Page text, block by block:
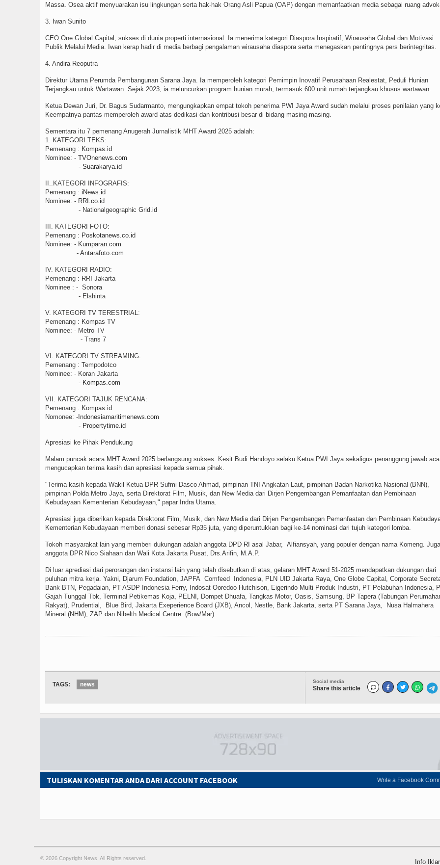
Massa. Osea aktif menyuarakan isu lingkungan serta hak-hak Orang Asli Papua (OAP) dengan memanfaatkan media sebagai ruang
3. Iwan Sunito
CEO One Global Capital, sukses di dunia properti internasional. Ia menerima kategori Diaspora Inspiratif, Wirausaha Global dan Motivasi
Publik Melalui Media. Iwan kerap hadir di media berbagi pengalaman wirausaha diaspora serta menegaskan pentingnya pers berintegritas.
4. Andira Reoputra
Direktur Utama Perumda Pembangunan Sarana Jaya. Ia memperoleh kategori Pemimpin Inovatif Perusahaan Realestat, Peduli Hunian
Terjangkau untuk Wartawan. Sejak 2023, ia meluncurkan program hunian murah, termasuk 600 unit rumah terjangkau khusus wartawan.
Ketua Dewan Juri, Dr. Bagus Sudarmanto, mengungkapkan empat tokoh penerima PWI Jaya Award sudah melalui proses penilaian yang
Keempatnya pantas memperoleh award atas dedikasi dan kontribusi besar di bidang masing-masing.
Sementara itu 7 pemenang Anugerah Jurnalistik MHT Award 2025 adalah:
1. KATEGORI TEKS:
Pemenang : Kompas.id
Nominee: - TVOnenews.com
- Suarakarya.id
II..KATEGORI INFOGRAFIS:
Pemenang : iNews.id
Nominee: - RRI.co.id
- Nationalgeographic Grid.id
III. KATEGORI FOTO:
Pemenang : Poskotanews.co.id
Nominee: - Kumparan.com
- Antarafoto.com
IV. KATEGORI RADIO:
Pemenang : RRI Jakarta
Nominee : - Sonora
- Elshinta
V. KATEGORI TV TERESTRIAL:
Pemenang : Kompas TV
Nominee: - Metro TV
- Trans 7
VI. KATEGORI TV STREAMING:
Pemenang : Tempodotco
Nominee: - Koran Jakarta
- Kompas.com
VII. KATEGORI TAJUK RENCANA:
Pemenang : Kompas.id
Nomonee: -Indonesiamaritimenews.com
- Propertytime.id
Apresiasi ke Pihak Pendukung
Malam puncak acara MHT Award 2025 berlangsung sukses. Kesit Budi Handoyo selaku Ketua PWI Jaya sekaligus penanggung jawab
mengucapkan terima kasih dan apresiasi kepada semua pihak.
"Terima kasih kepada Wakil Ketua DPR Sufmi Dasco Ahmad, pimpinan TNI Angkatan Laut, pimpinan Badan Narkotika Nasional (BNN),
pimpinan Polda Metro Jaya, serta Direktorat Film, Musik, dan New Media dari Dirjen Pengembangan Pemanfaatan dan Pembinaan
Kebudayaan Kementerian Kebudayaan," papar Indra Utama.
Apresiasi juga diberikan kepada Direktorat Film, Musik, dan New Media dari Dirjen Pengembangan Pemanfaatan dan Pembinaan
Kementerian Kebudayaan memberi donasi sebesar Rp35 juta, yang diperuntukkan bagi ke-14 nominasi dari tujuh kategori lomba.
Tokoh masyarakat lain yang memberi dukungan adalah anggota DPD RI asal Jabar, Alfiansyah, yang populer dengan nama Komeng. Juga
anggota DPR Nico Siahaan dan Wali Kota Jakarta Pusat, Drs.Arifin, M.A.P.
Di luar aprediasi dari perorangan dan instansi lain yang telah disebutkan di atas, gelaran MHT Award 51-2025 mendapatkan dukungan dari
puluhan mitra kerja. Yakni, Djarum Foundation, JAPFA Comfeed Indonesia, PLN UID Jakarta Raya, One Globe Capital, Corporate
Bank BTN, Pegadaian, PT ASDP Indonesia Ferry, Indosat Ooredoo Hutchison, Eigerindo Multi Produk Industri, PT Pelabuhan Indonesia,
Gajah Tunggal Tbk, Terminal Petikemas Koja, PELNI, Dompet Dhuafa, Tangkas Motor, Oasis, Samsung, BP Tapera (Tabungan
Rakyat), Prudential, Blue Bird, Jakarta Exeperience Board (JXB), Ancol, Nestle, Bank Jakarta, serta PT Sarana Jaya, Nusa Halmahera
Mineral (NHM), ZAP dan Nibelth Medical Centre. (Bow/Mar)
Social media
Share this article
TAGS: news
Write a Facebook
TULISKAN KOMENTAR ANDA DARI ACCOUNT FACEBOOK
Info
© 2026 Copyright News. All Rights reserved.